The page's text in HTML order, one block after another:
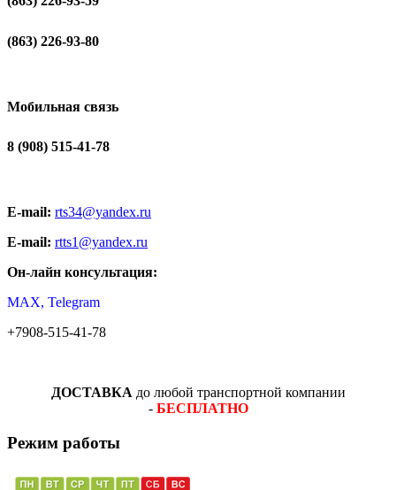
(863) 226-93-80
Мобильная связь
8 (908) 515-41-78
E-mail: rts34@yandex.ru
E-mail: rtts1@yandex.ru
Он-лайн консультация:
MAX, Telegram
+7908-515-41-78
ДОСТАВКА до любой транспортной компании
- БЕСПЛАТНО
Режим работы